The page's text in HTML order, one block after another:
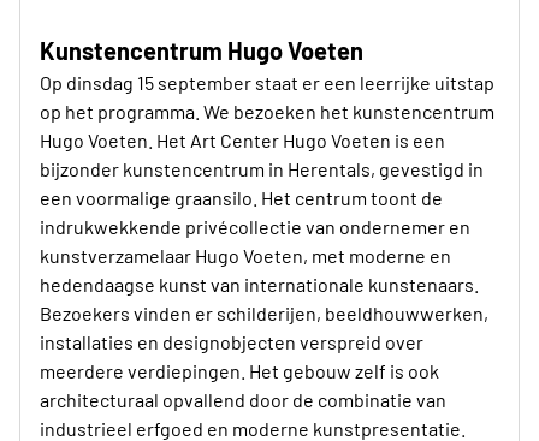
Kunstencentrum Hugo Voeten
Op dinsdag 15 september staat er een leerrijke uitstap
op het programma. We bezoeken het kunstencentrum
Hugo Voeten. Het Art Center Hugo Voeten is een
bijzonder kunstencentrum in Herentals, gevestigd in
een voormalige graansilo. Het centrum toont de
indrukwekkende privécollectie van ondernemer en
kunstverzamelaar Hugo Voeten, met moderne en
hedendaagse kunst van internationale kunstenaars.
Bezoekers vinden er schilderijen, beeldhouwwerken,
installaties en designobjecten verspreid over
meerdere verdiepingen. Het gebouw zelf is ook
architecturaal opvallend door de combinatie van
industrieel erfgoed en moderne kunstpresentatie.